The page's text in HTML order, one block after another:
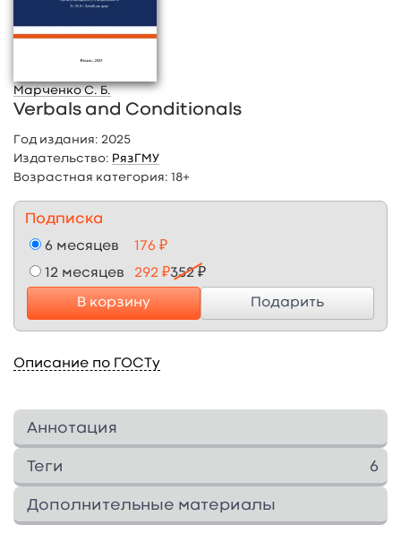
Марченко С. Б.
Verbals and Conditionals
Год издания: 2025
Издательство: РязГМУ
Возрастная категория: 18+
Подписка
6 месяцев 176 ₽
12 месяцев 292 ₽352 ₽
В корзину Подарить
Описание по ГОСТу
Аннотация
Предназначается для студентов лечебного
факультета, обучающихся по Федеральному
государственному образовательному
стандарту высшего образования. Практикум
Теги 6
. 47 Первая страница 12
Дополнительные материалы